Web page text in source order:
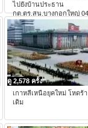
ไปยังบ้านประธาน
กต.ตร.สน.บางกอกใหญ่ 04
ดู 2,578 ครั้ง
เกาหลีเหนือยุคใหม่ โหดร้
เดิม